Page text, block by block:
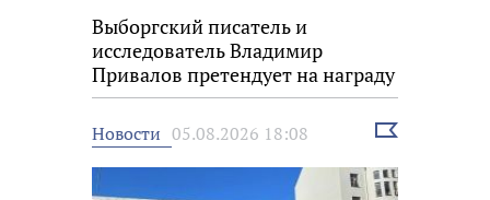
Выборгский писатель и
исследователь Владимир
Привалов претендует на награду
«Знание.Премия»
Новости 05.08.2026 18:08
Выбрать